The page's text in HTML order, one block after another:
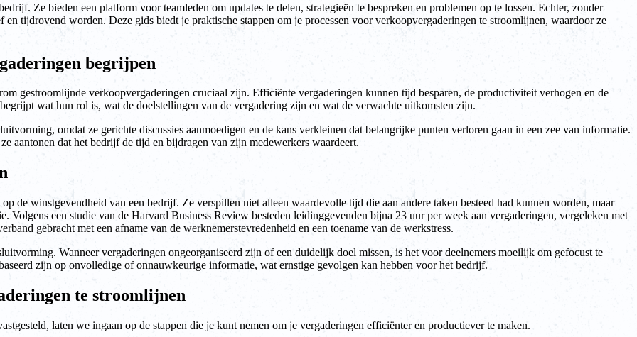
Ze bieden een platform voor teamleden om updates te delen, strategieën te bespreken en problemen op te lossen. Echter, zonder
tijdrovend worden. Deze gids biedt je praktische stappen om je processen voor verkoopvergaderingen te stroomlijnen, waardoor ze
begrijpen
gestroomlijnde verkoopvergaderingen cruciaal zijn. Efficiënte vergaderingen kunnen tijd besparen, de productiviteit verhogen en de
wat hun rol is, wat de doelstellingen van de vergadering zijn en wat de verwachte uitkomsten zijn.
omdat ze gerichte discussies aanmoedigen en de kans verkleinen dat belangrijke punten verloren gaan in een zee van informatie.
aantonen dat het bedrijf de tijd en bijdragen van zijn medewerkers waardeert.
de winstgevendheid van een bedrijf. Ze verspillen niet alleen waardevolle tijd die aan andere taken besteed had kunnen worden, maar
Volgens een studie van de Harvard Business Review besteden leidinggevenden bijna 23 uur per week aan vergaderingen, vergeleken met
gebracht met een afname van de werknemerstevredenheid en een toename van de werkstress.
Wanneer vergaderingen ongeorganiseerd zijn of een duidelijk doel missen, is het voor deelnemers moeilijk om gefocust te
zijn op onvolledige of onnauwkeurige informatie, wat ernstige gevolgen kan hebben voor het bedrijf.
te stroomlijnen
laten we ingaan op de stappen die je kunt nemen om je vergaderingen efficiënter en productiever te maken.